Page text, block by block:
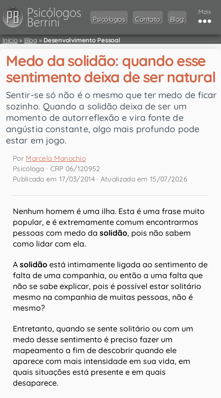
Psicólogos Contato Blog
Mais
Início» Blog» Desenvolvimento Pessoal
Medo da solidão: quando esse
sentimento deixa de ser natural
Sentir-se só não é o mesmo que ter medo de ficar
sozinho. Quando a solidão deixa de ser um
momento de autorreflexão e vira fonte de
angústia constante, algo mais profundo pode
estar em jogo.
Por Marcela Manochio
Psicóloga · CRP 06/120952
Publicado em 17/03/2014 · Atualizado em 15/07/2026
Nenhum homem é uma ilha. Esta é uma frase muito
popular, e é extremamente comum encontrarmos
pessoas com medo da solidão, pois não sabem
como lidar com ela.
A solidão está intimamente ligada ao sentimento de
falta de uma companhia, ou então a uma falta que
não se sabe explicar, pois é possível estar solitário
mesmo na companhia de muitas pessoas, não é
mesmo?
Entretanto, quando se sente solitário ou com um
medo desse sentimento é preciso fazer um
mapeamento a fim de descobrir quando ele
aparece com mais intensidade em sua vida, em
quais situações está presente e em quais
desaparece.